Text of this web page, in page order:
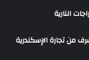
النارية
من تجارة الإسكندرية